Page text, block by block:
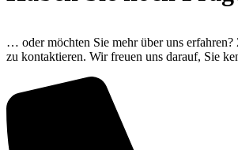
… oder möchten Sie mehr über uns erfahren?
zu kontaktieren. Wir freuen uns darauf, Sie